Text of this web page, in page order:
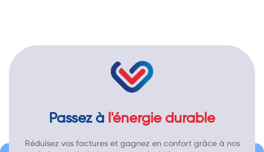
Passez à l'énergie durable
Réduisez vos factures et gagnez en confort grâce à nos